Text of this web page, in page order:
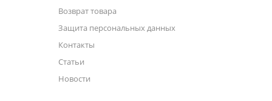
Возврат товара
Защита персональных данных
Контакты
Статьи
Новости